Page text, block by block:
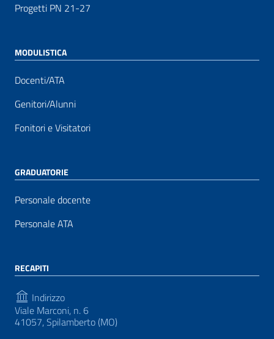
Progetti PN 21-27
MODULISTICA
Docenti/ATA
Genitori/Alunni
Fonitori e Visitatori
GRADUATORIE
Personale docente
Personale ATA
RECAPITI
Indirizzo
Viale Marconi, n. 6
41057, Spilamberto (MO)